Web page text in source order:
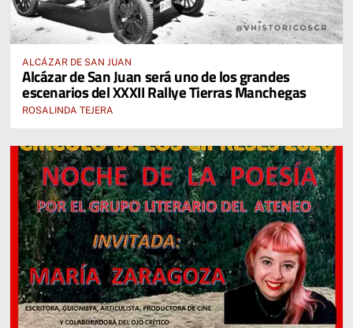
ALCÁZAR DE SAN JUAN
Alcázar de San Juan será uno de los grandes
escenarios del XXXII Rallye Tierras Manchegas
ROSALINDA TEJERA